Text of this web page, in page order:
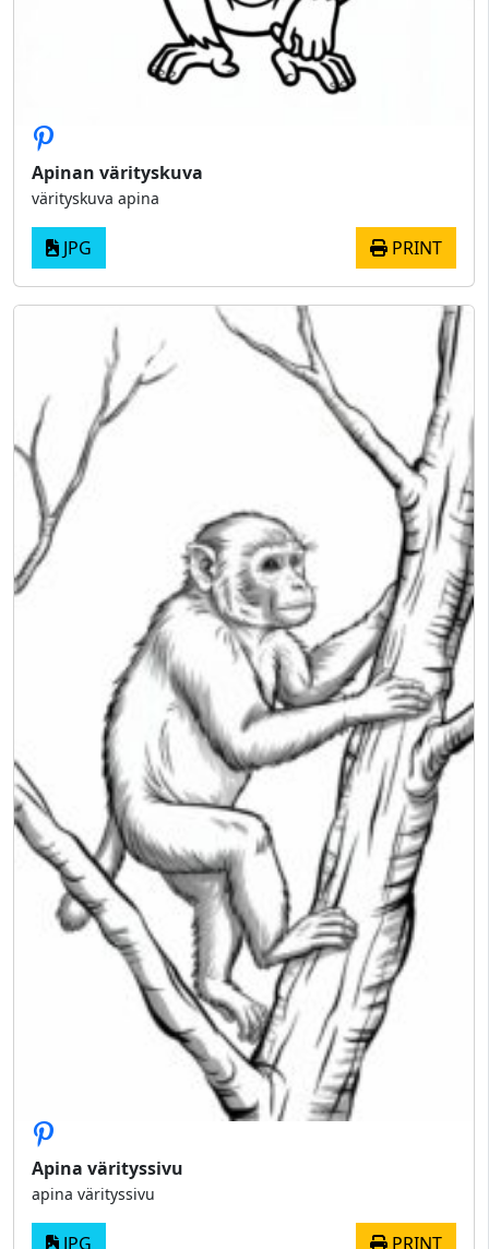
Apinan värityskuva
värityskuva apina
JPG PRINT
Apina värityssivu
apina värityssivu
JPG PRINT